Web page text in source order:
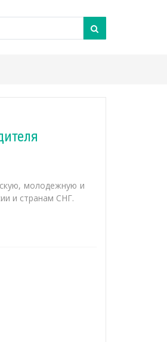
молодежную и
и странам СНГ.